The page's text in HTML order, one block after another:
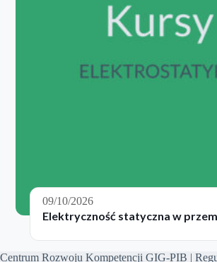
09/10/2026
Elektryczność statyczna w
Centrum Rozwoju Kompetencji GIG-PIB |